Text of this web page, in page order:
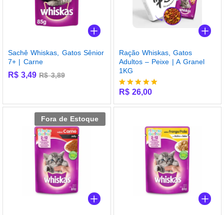
Sachê Whiskas, Gatos Sênior
7+ | Carne
R$ 3,49 R$3,89
Ração Whiskas, Gatos
Adultos – Peixe | A Granel
1KG
Avaliação
de 5
R$26,00
Fora de Estoque